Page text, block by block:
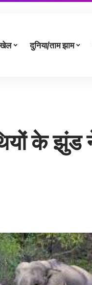
खेल दुनिया/ताम झाम
के झुंड